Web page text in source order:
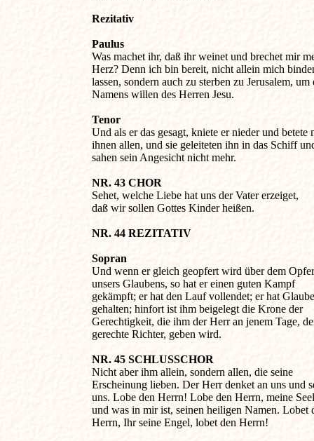
Rezitativ
Paulus
Was machet ihr, daß ihr weinet und brechet mir
Herz? Denn ich bin bereit, nicht allein mich
lassen, sondern auch zu sterben zu Jerusalem, um
Namens willen des Herren Jesu.
Tenor
Und als er das gesagt, kniete er nieder und betete
ihnen allen, und sie geleiteten ihn in das Schiff
sahen sein Angesicht nicht mehr.
NR. 43 CHOR
Sehet, welche Liebe hat uns der Vater erzeiget,
daß wir sollen Gottes Kinder heißen.
NR. 44 REZITATIV
Sopran
Und wenn er gleich geopfert wird über dem
unsers Glaubens, so hat er einen guten Kampf
gekämpft; er hat den Lauf vollendet; er hat
gehalten; hinfort ist ihm beigelegt die Krone der
Gerechtigkeit, die ihm der Herr an jenem Tage,
gerechte Richter, geben wird.
NR. 45 SCHLUSSCHOR
Nicht aber ihm allein, sondern allen, die seine
Erscheinung lieben. Der Herr denket an uns und
uns. Lobe den Herrn! Lobe den Herrn, meine
und was in mir ist, seinen heiligen Namen. Lobet
Herrn, Ihr seine Engel, lobet den Herrn!